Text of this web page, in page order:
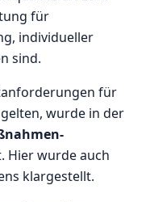
für
individueller
sind.
für
wurde in der
Hier wurde auch
klargestellt.